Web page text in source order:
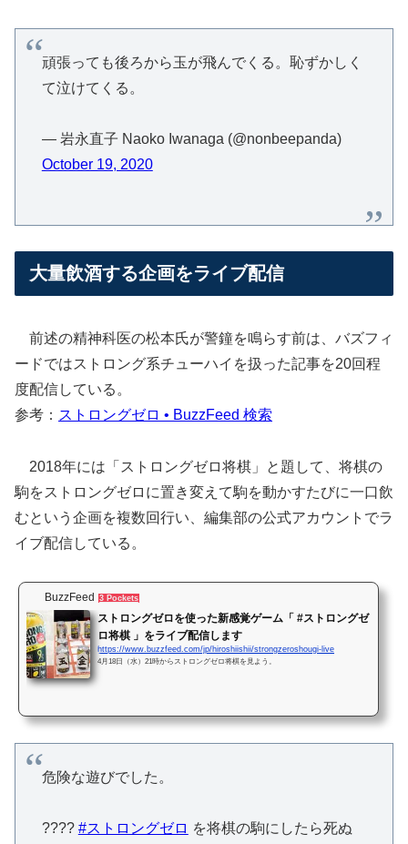
頑張っても後ろから玉が飛んでくる。恥ずかしく
て泣けてくる。
— 岩永直子 Naoko Iwanaga (@nonbeepanda)
October 19, 2020
大量飲酒する企画をライブ配信
前述の精神科医の松本氏が警鐘を鳴らす前は、バズフィ
ードではストロング系チューハイを扱った記事を20回程
度配信している。
参考： ストロングゼロ • BuzzFeed 検索
2018年には「ストロングゼロ将棋」と題して、将棋の
駒をストロングゼロに置き変えて駒を動かすたびに一口飲
むという企画を複数回行い、編集部の公式アカウントでラ
イブ配信している。
BuzzFeed 3 Pockets
ストロングゼロを使った新感覚ゲーム「 #ストロングゼ
ロ将棋 」をライブ配信します
https://www.buzzfeed.com/jp/hiroshiishii/strongzeroshougi-live
4月18日（水）21時からストロングゼロ将棋を見よう。
危険な遊びでした。
???? #ストロングゼロ を将棋の駒にしたら死ぬ